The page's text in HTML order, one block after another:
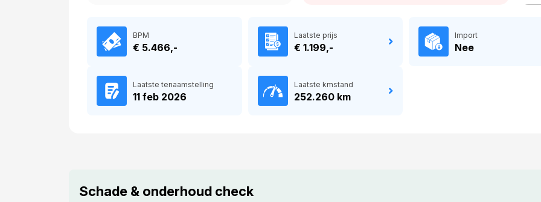
BPM
€ 5.466,-
Laatste prijs
€ 1.199,-
Import
Nee
Laatste tenaamstelling
11 feb 2026
Laatste kmstand
252.260 km
Schade & onderhoud check